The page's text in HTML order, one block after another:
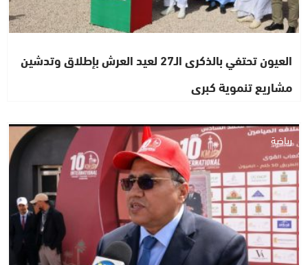
العيون تحتفي بالذكرى الـ27 لعيد العرش بإطلاق وتدشين
مشاريع تنموية كبرى
رياضة